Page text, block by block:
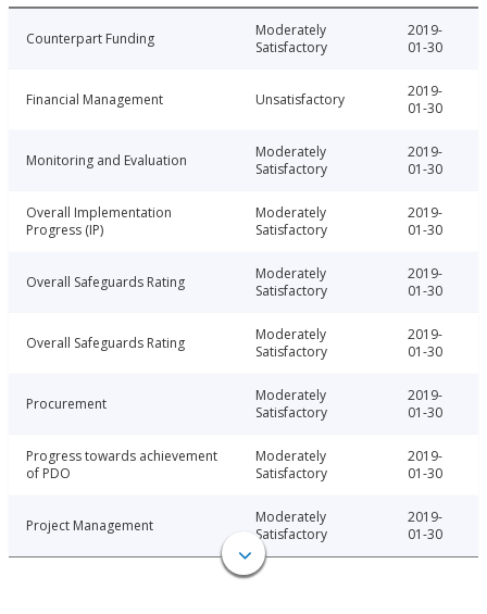
Counterpart Funding
Moderately
Satisfactory
2019-
01-30
Financial Management Unsatisfactory
2019-
01-30
Monitoring and Evaluation
Moderately
Satisfactory
2019-
01-30
Overall Implementation
Progress (IP)
Moderately
Satisfactory
2019-
01-30
Overall Safeguards Rating
Moderately
Satisfactory
2019-
01-30
Overall Safeguards Rating
Moderately
Satisfactory
2019-
01-30
Procurement
Moderately
Satisfactory
2019-
01-30
Progress towards achievement
of PDO
Moderately
Satisfactory
2019-
01-30
Project Management
Moderately
Satisfactory
2019-
01-30